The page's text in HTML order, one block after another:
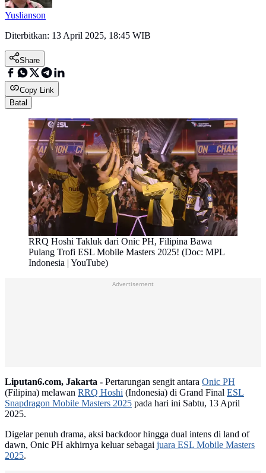
Yuslianson
Diterbitkan: 13 April 2025, 18:45 WIB
Share
Copy Link
Batal
RRQ Hoshi Takluk dari Onic PH, Filipina Bawa
Pulang Trofi ESL Mobile Masters 2025! (Doc: MPL
Indonesia | YouTube)
Advertisement
Liputan6.com, Jakarta - Pertarungan sengit antara Onic PH
(Filipina) melawan RRQ Hoshi (Indonesia) di Grand Final ESL
Snapdragon Mobile Masters 2025 pada hari ini Sabtu, 13 April
2025.
Digelar penuh drama, aksi backdoor hingga dual intens di land of
dawn, Onic PH akhirnya keluar sebagai juara ESL Mobile Masters
2025.